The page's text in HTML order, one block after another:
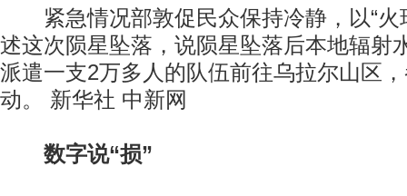
紧急情况部敦促民众保持冷静，以“火
述这次陨星坠落，说陨星坠落后本地辐射
派遣一支2万多人的队伍前往乌拉尔山区
动。 新华社 中新网
数字说“损”